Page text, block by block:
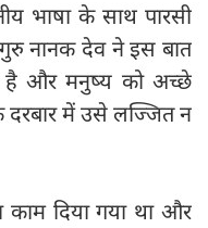
भाषा के साथ पारसी
नानक देव ने इस बात
है और मनुष्य को अच्छे
दरबार में उसे लज्जित न
दिया गया था और